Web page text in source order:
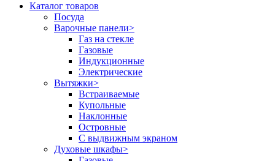
Каталог товаров
Посуда
Варочные панели>
Газ на стекле
Газовые
Индукционные
Электрические
Вытяжки>
Встраиваемые
Купольные
Наклонные
Островные
С выдвижным экраном
Духовые шкафы>